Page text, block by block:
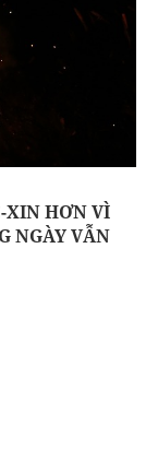
XIN HƠN VÌ
NGÀY VẪN